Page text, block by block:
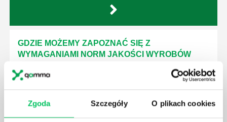
Zgoda Szczegóły O plikach cookies
GDZIE MOŻEMY ZAPOZNAĆ SIĘ Z
WYMAGANIAMI NORM JAKOŚCI WYROBÓW
W związku z ogromnym rozwojem dzisiejszego
które mają za zadanie poprawić poszczególne